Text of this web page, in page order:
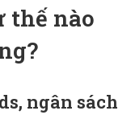
thế nào
ngân sách